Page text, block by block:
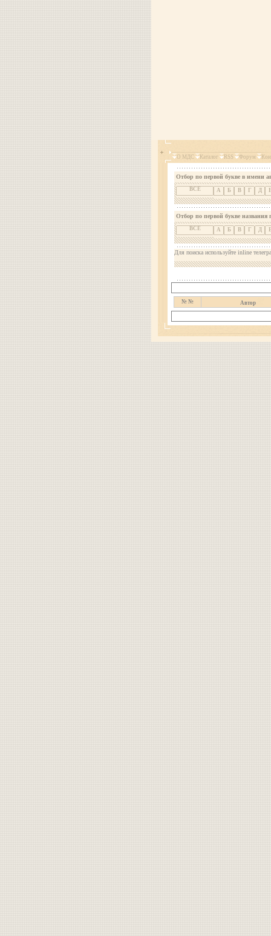
О МДС Каталог RSS Форум
Отбор по первой букве в имени
ВСЕ А Б В Г Д
Отбор по первой букве названия
ВСЕ А Б В Г Д
Для поиска используйте inline
№ № Автор